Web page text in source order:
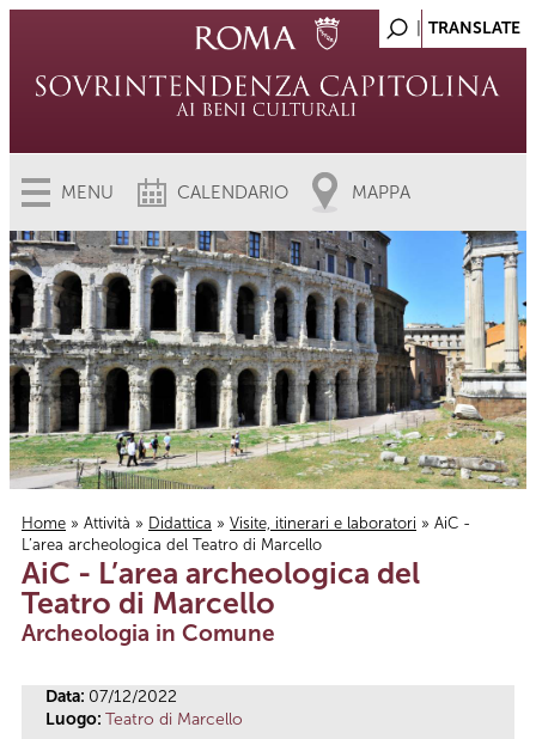
MENU CALENDARIO MAPPA
Tu sei qui
Home » Attività » Didattica » Visite, itinerari e laboratori » AiC -
L’area archeologica del Teatro di Marcello
AiC - L’area archeologica del
Teatro di Marcello
Archeologia in Comune
Data: 07/12/2022
Luogo: Teatro di Marcello